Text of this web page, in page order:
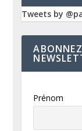
Tweets by
Prénom